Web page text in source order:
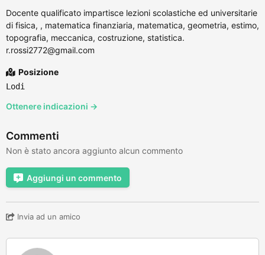
Docente qualificato impartisce lezioni scolastiche ed universitarie
di fisica, , matematica finanziaria, matematica, geometria, estimo,
topografia, meccanica, costruzione, statistica.
r.rossi2772@gmail.com
Posizione
Lodi
Ottenere indicazioni →
Commenti
Non è stato ancora aggiunto alcun commento
Aggiungi un commento
Invia ad un amico